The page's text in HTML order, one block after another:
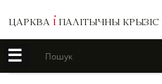
ЦАРКВА І ПАЛІТЫЧНЫ КРЫЗІС
☰ Пошук